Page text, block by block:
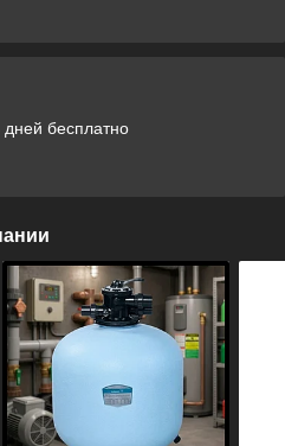
дней бесплатно